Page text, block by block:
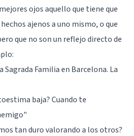
ojos aquello que tiene que
ajenos a uno mismo, o que
que no son un reflejo directo de
Familia en Barcelona. La
baja? Cuando te
"
tan duro valorando a los otros?